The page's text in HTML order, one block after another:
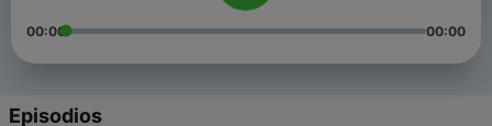
00:00 00:00
Episodios